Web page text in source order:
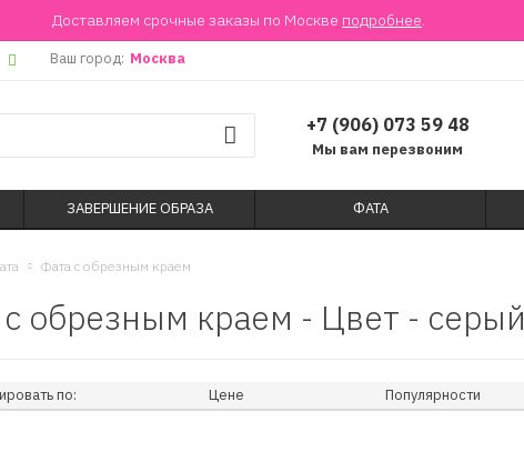
Доставляем срочные заказы по Москве подробнее.
Ваш город: Москва
+7 (906) 073 59 48
Мы вам перезвоним
ЗАВЕРШЕНИЕ ОБРАЗА ФАТА
Фата с обрезным краем
обрезным краем - Цвет - серый
по: Цене Популярности